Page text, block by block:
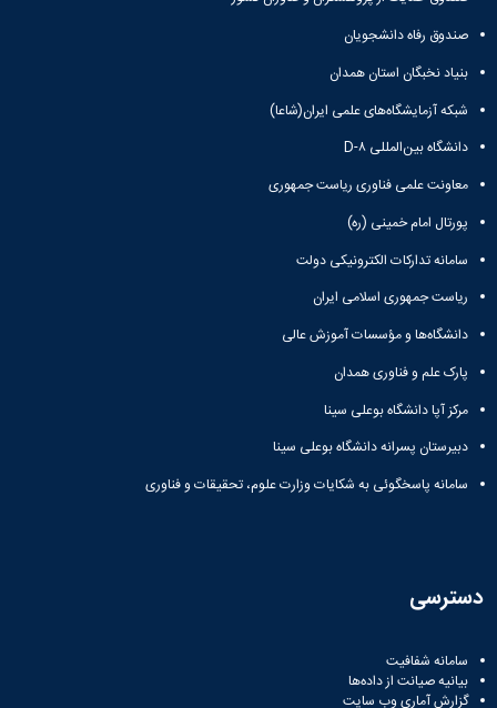
صندوق رفاه دانشجویان
بنیاد نخبگان استان همدان
شبکه آزمایشگاه‌های علمی ایران(شاعا)
دانشگاه بین‌المللی D-۸
معاونت علمی فناوری ریاست جمهوری
پورتال امام خمینی (ره)
سامانه تدارکات الکترونیکی دولت
ریاست جمهوری اسلامی ایران
دانشگاه‌ها و مؤسسات آموزش عالی
پارک علم و فناوری همدان
مرکز آپا دانشگاه بوعلی سینا
دبیرستان پسرانه دانشگاه بوعلی سینا
سامانه پاسخگوئی به شکایات وزارت علوم، تحقیقات و فناوری
دسترسی
سامانه شفافیت
بیانیه صیانت از داده‌ها
گزارش آماری وب‌ سایت